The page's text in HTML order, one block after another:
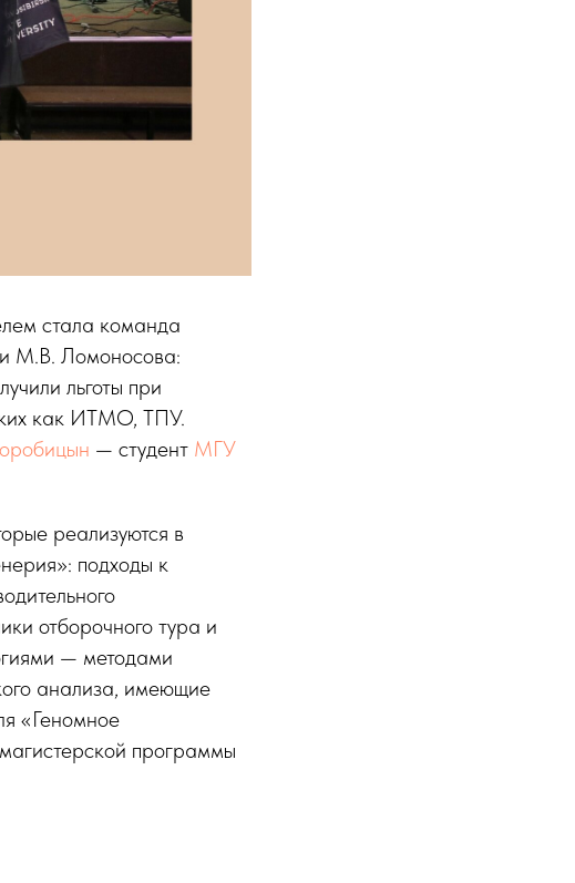
стала команда
М.В. Ломоносова:
льготы при
как ИТМО, ТПУ.
— студент МГУ
реализуются в
подходы к
отборочного тура и
— методами
анализа, имеющие
«Геномное
программы